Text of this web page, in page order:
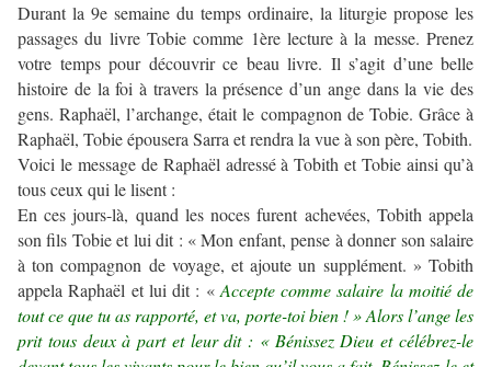
Durant la 9e semaine du temps ordinaire, la liturgie propose les
passages du livre Tobie comme 1ère lecture à la messe. Prenez
votre temps pour découvrir ce beau livre. Il s’agit d’une belle
histoire de la foi à travers la présence d’un ange dans la vie des
gens. Raphaël, l’archange, était le compagnon de Tobie. Grâce à
Raphaël, Tobie épousera Sarra et rendra la vue à son père, Tobith.
Voici le message de Raphaël adressé à Tobith et Tobie ainsi qu’à
tous ceux qui le lisent :
En ces jours-là, quand les noces furent achevées, Tobith appela
son fils Tobie et lui dit : « Mon enfant, pense à donner son salaire
à ton compagnon de voyage, et ajoute un supplément. » Tobith
appela Raphaël et lui dit : « Accepte comme salaire la moitié de
tout ce que tu as rapporté, et va, porte-toi bien ! » Alors l’ange les
prit tous deux à part et leur dit : « Bénissez Dieu et célébrez-le